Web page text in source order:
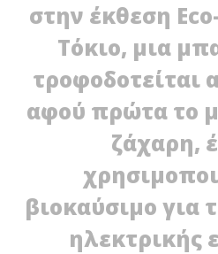
Sony: Καινοτομεί, με την
βιομπαταρίας
22/12/2011
EnergyIn
στην έκθεση
Τόκιο, μια
τροφοδοτείται
αφού πρώτα το
ζάχαρη,
βιοκαύσιμο για
ηλεκτρικής